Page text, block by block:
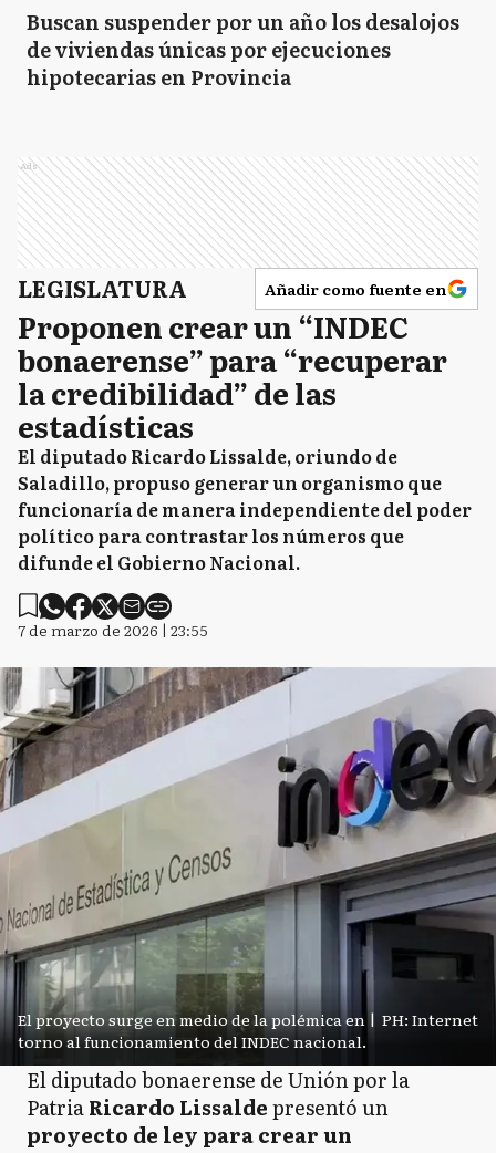
Buscan suspender por un año los desalojos
de viviendas únicas por ejecuciones
hipotecarias en Provincia
Ads
LEGISLATURA Añadir como fuente en
Proponen crear un “INDEC
bonaerense” para “recuperar
la credibilidad” de las
estadísticas
El diputado Ricardo Lissalde, oriundo de
Saladillo, propuso generar un organismo que
funcionaría de manera independiente del poder
político para contrastar los números que
difunde el Gobierno Nacional.
7 de marzo de 2026 | 23:55
El proyecto surge en medio de la polémica en
torno al funcionamiento del INDEC nacional.
| PH: Internet
El diputado bonaerense de Unión por la
PatriaRicardo Lissaldepresentó un
proyecto de ley para crear un